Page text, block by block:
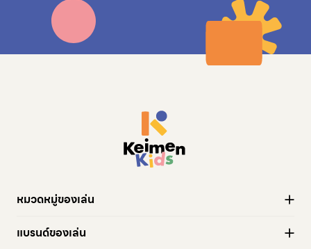
หมวดหมู่ของเล่น
Active play
แบรนด์ของเล่น